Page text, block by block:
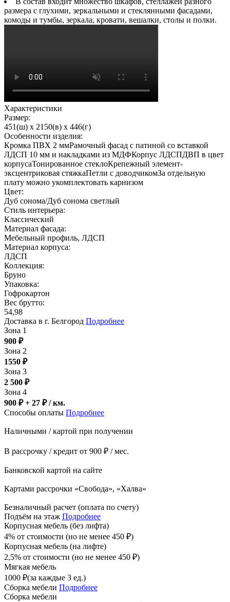
размера с глухими, зеркальными и стеклянными фасадами,
комоды и тумбы, зеркала, кровати, вешалки, столы и полки.
Характеристики
Размер:
451(ш) x 2150(в) x 446(г)
Особенности изделия:
Кромка ПВХ 2 ммРамочный фасад с патиной со вставкой
ЛДСП 10 мм и накладками из МДФКорпус ЛДСПДВП в цвет
корпусаТонированное стеклоКрепежный элемент-
эксцентриковая стяжкаПетли с доводчикомЗа отдельную
плату можно укомплектовать карнизом
Цвет:
Дуб сонома/Дуб сонома светлый
Стиль интерьера:
Классический
Материал фасада:
Мебельный профиль, ЛДСП
Материал корпуса:
ЛДСП
Коллекция:
Бруно
Упаковка:
Гофрокартон
Вес брутто:
54,98
Доставка в г. Белгород Подробнее
Зона 1
900 ₽
Зона 2
1550 ₽
Зона 3
2 500 ₽
Зона 4
900 ₽ + 27 ₽/ км.
Способы оплаты Подробнее
Наличными / картой при получении
В рассрочку / кредит от 900 ₽ / мес.
Банковской картой на сайте
Картами рассрочки «Свобода», «Халва»
Безналичный расчет (оплата по счету)
Подъём на этаж Подробнее
Корпусная мебель (без лифта)
4% от стоимости (но не менее 450 ₽)
Корпусная мебель (на лифте)
2,5% от стоимости (но не менее 450 ₽)
Мягкая мебель
1000 ₽(за каждые 3 ед.)
Сборка мебели Подробнее
Сборка мебели